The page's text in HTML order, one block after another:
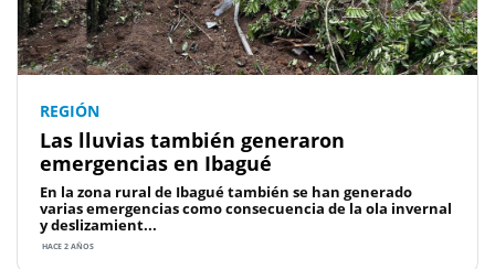
REGIÓN
Las lluvias también generaron
emergencias en Ibagué
En la zona rural de Ibagué también se han generado
varias emergencias como consecuencia de la ola invernal
y deslizamient...
HACE 2 AÑOS